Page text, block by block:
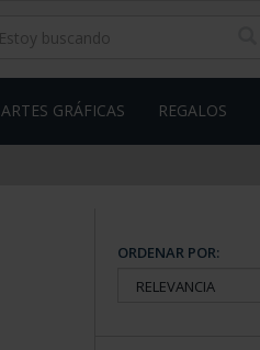
ARTES GRÁFICAS REGALOS
ORDENAR POR: